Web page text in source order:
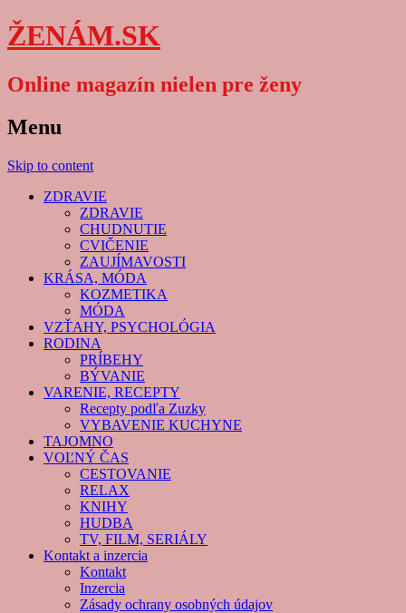
ŽENÁM.SK
Online magazín nielen pre ženy
Menu
Skip to content
ZDRAVIE
ZDRAVIE
CHUDNUTIE
CVIČENIE
ZAUJÍMAVOSTI
KRÁSA, MÓDA
KOZMETIKA
MÓDA
VZŤAHY, PSYCHOLÓGIA
RODINA
PRÍBEHY
BÝVANIE
VARENIE, RECEPTY
Recepty podľa Zuzky
VYBAVENIE KUCHYNE
TAJOMNO
VOĽNÝ ČAS
CESTOVANIE
RELAX
KNIHY
HUDBA
TV, FILM, SERIÁLY
Kontakt a inzercia
Kontakt
Inzercia
Zásady ochrany osobných údajov